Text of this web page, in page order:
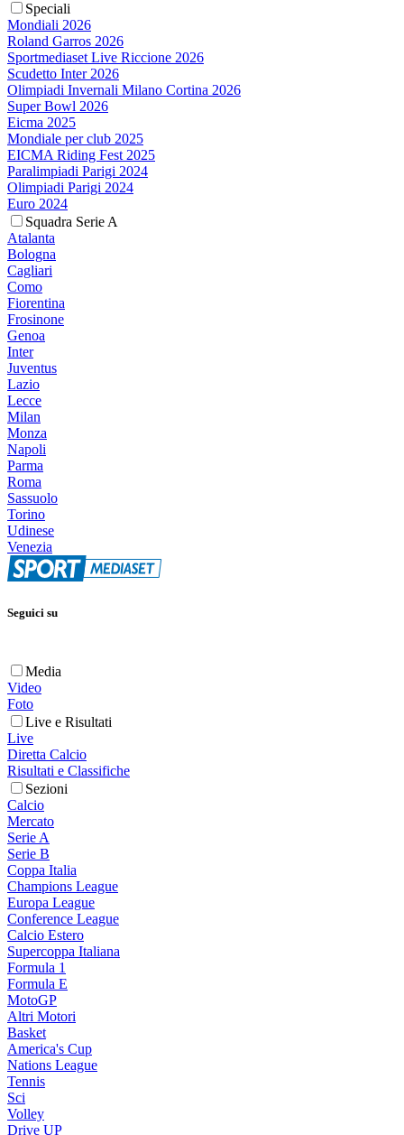
Speciali
Mondiali 2026
Roland Garros 2026
Sportmediaset Live Riccione 2026
Scudetto Inter 2026
Olimpiadi Invernali Milano Cortina 2026
Super Bowl 2026
Eicma 2025
Mondiale per club 2025
EICMA Riding Fest 2025
Paralimpiadi Parigi 2024
Olimpiadi Parigi 2024
Euro 2024
Squadra Serie A
Atalanta
Bologna
Cagliari
Como
Fiorentina
Frosinone
Genoa
Inter
Juventus
Lazio
Lecce
Milan
Monza
Napoli
Parma
Roma
Sassuolo
Torino
Udinese
Venezia
Seguici su
Media
Video
Foto
Live e Risultati
Live
Diretta Calcio
Risultati e Classifiche
Sezioni
Calcio
Mercato
Serie A
Serie B
Coppa Italia
Champions League
Europa League
Conference League
Calcio Estero
Supercoppa Italiana
Formula 1
Formula E
MotoGP
Altri Motori
Basket
America's Cup
Nations League
Tennis
Sci
Volley
Drive UP